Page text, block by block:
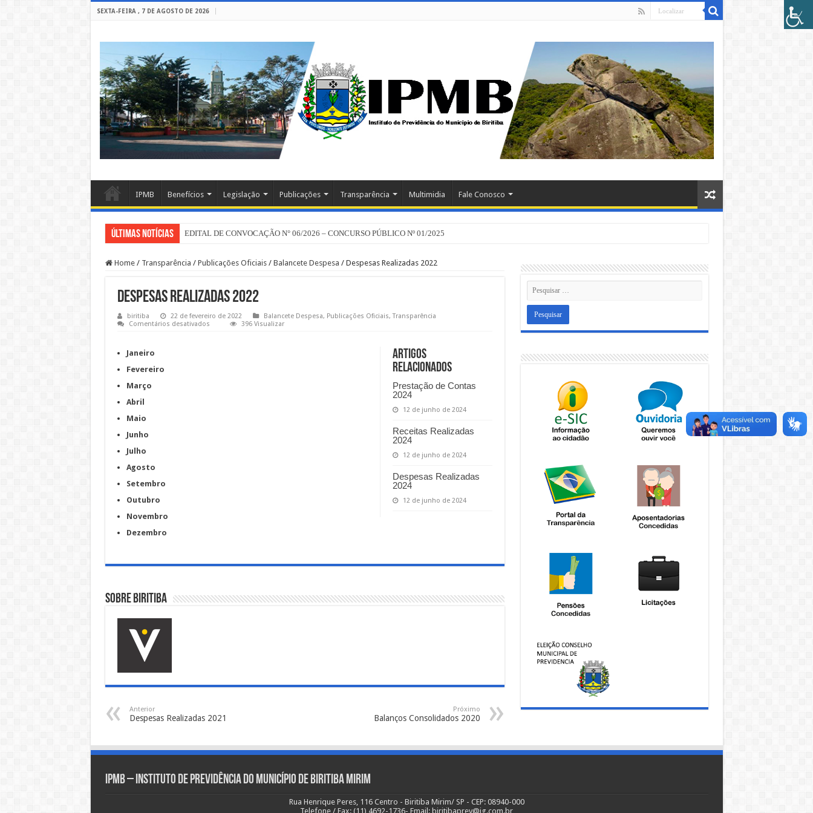
SEXTA-FEIRA , 7 DE AGOSTO DE 2026
IPMB Benefícios Legislação Publicações Transparência Multimidia Fale Conosco
Últimas notícias EDITAL DE CONVOCAÇÃO N° 06/2026 – CONCURSO PÚBLICO Nº 01/2025
Home / Transparência / Publicações Oficiais / Balancete Despesa / Despesas Realizadas 2022
Despesas Realizadas 2022
biritiba 22 de fevereiro de 2022 Balancete Despesa, Publicações Oficiais,Transparência
Comentários desativadosem
396 Visualizar
Artigos
relacionados
Prestação de Contas
2024
12 de junho de 2024
Receitas Realizadas
2024
12 de junho de 2024
Despesas Realizadas
2024
12 de junho de 2024
Janeiro
Fevereiro
Março
Abril
Maio
Junho
Julho
Agosto
Setembro
Outubro
Novembro
Dezembro
Sobre biritiba
Anterior
Despesas Realizadas 2021
Próximo
Balanços Consolidados 2020
IPMB – Instituto de Previdência do Município de Biritiba Mirim
Rua Henrique Peres, 116 Centro - Biritiba Mirim/ SP - CEP: 08940-000
Telefone / Fax: (11) 4692-1736- Email: biritibaprev@ig.com.br